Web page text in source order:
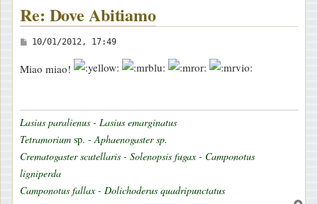
Re: Dove Abitiamo
M
s
a
g
g
i
o
10/01/2012, 17:49
Miao miao!
Lasius paralienus - Lasius emarginatus
Tetramorium sp. -Aphaenogaster sp.
Crematogaster scutellaris - Solenopsis fugax - Camponotus
ligniperda
Camponotus fallax - Dolichoderus quadripunctatus